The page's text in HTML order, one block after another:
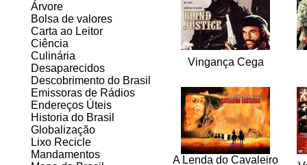
Árvore
Bolsa de valores
Carta ao Leitor
Ciência
Culinária
Desaparecidos
Descobrimento do Brasil
Emissoras de Rádios
Endereços Úteis
Historia do Brasil
Globalização
Lixo Recicle
Mandamentos
Vingança Cega
A Lenda do Cavaleiro